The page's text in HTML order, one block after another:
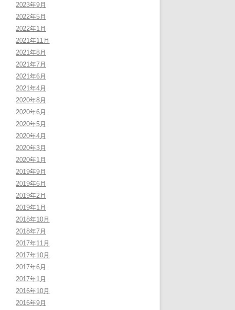
2023年9月
2022年5月
2022年1月
2021年11月
2021年8月
2021年7月
2021年6月
2021年4月
2020年8月
2020年6月
2020年5月
2020年4月
2020年3月
2020年1月
2019年9月
2019年6月
2019年2月
2019年1月
2018年10月
2018年7月
2017年11月
2017年10月
2017年6月
2017年1月
2016年10月
2016年9月